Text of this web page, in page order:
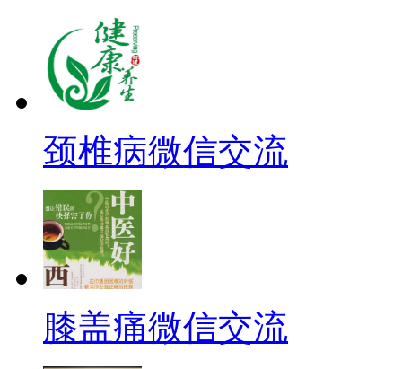
颈椎病微信交流
膝盖痛微信交流